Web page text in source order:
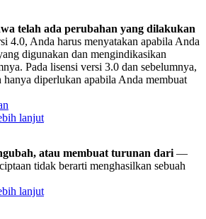
telah ada perubahan yang dilakukan
4.0, Anda harus menyatakan apabila Anda
digunakan dan mengindikasikan
Pada lisensi versi 3.0 dan sebelumnya,
hanya diperlukan apabila Anda membuat
lanjut
atau membuat turunan dari —
tidak berarti menghasilkan sebuah
lanjut